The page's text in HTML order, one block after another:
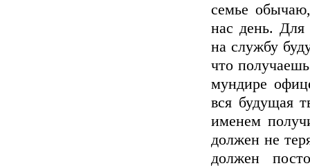
семье
нас день. Для
на службу
что
мундире
вся будущая
именем
должен не
должен